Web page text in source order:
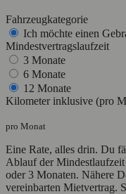
Fahrzeugkategorie
Ich möchte einen
Mindestvertragslaufzeit
3 Monate
6 Monate
12 Monate
Kilometer inklusive (pro
pro Monat
Eine Rate, alles drin. Du
Ablauf der
oder 3 Monaten. Nähere
vereinbarten Mietvertrag.